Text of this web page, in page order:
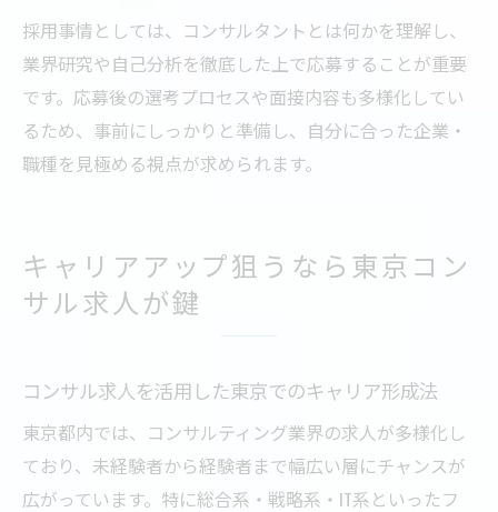
採用事情としては、コンサルタントとは何かを理解し、
業界研究や自己分析を徹底した上で応募することが重要
です。応募後の選考プロセスや面接内容も多様化してい
るため、事前にしっかりと準備し、自分に合った企業・
職種を見極める視点が求められます。
キャリアアップ狙うなら東京コン
サル求人が鍵
コンサル求人を活用した東京でのキャリア形成法
東京都内では、コンサルティング業界の求人が多様化し
ており、未経験者から経験者まで幅広い層にチャンスが
広がっています。特に総合系・戦略系・IT系といったフ